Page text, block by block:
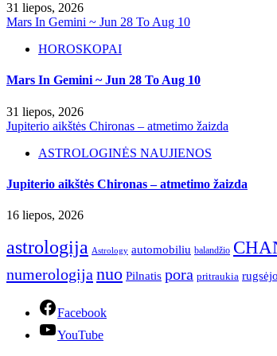
31 liepos, 2026
Mars In Gemini ~ Jun 28 To Aug 10
HOROSKOPAI
Mars In Gemini ~ Jun 28 To Aug 10
31 liepos, 2026
Jupiterio aikštės Chironas – atmetimo žaizda
ASTROLOGINĖS NAUJIENOS
Jupiterio aikštės Chironas – atmetimo žaizda
16 liepos, 2026
astrologija Astrology automobiliu balandžio
numerologija nuo Pilnatis pora pritraukia rugsėjo
Facebook
YouTube